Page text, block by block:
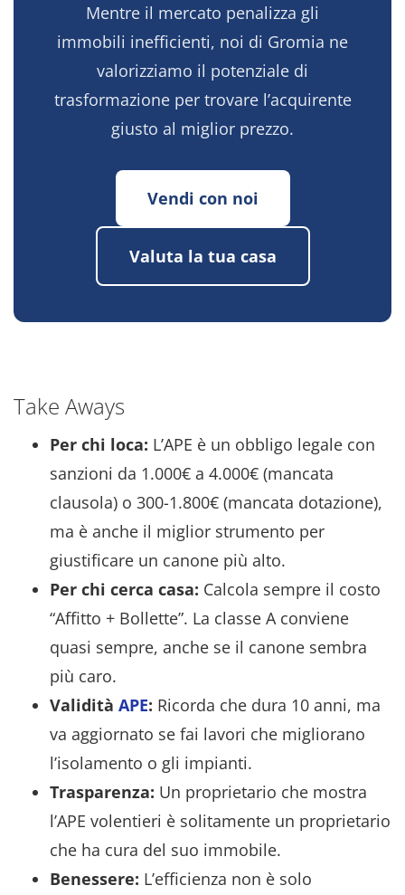
Mentre il mercato penalizza gli
immobili inefficienti, noi di Gromia ne
valorizziamo il potenziale di
trasformazione per trovare l’acquirente
giusto al miglior prezzo.
Vendi con noi
Valuta la tua casa
Take Aways
Per chi loca: L’APE è un obbligo legale con
sanzioni da 1.000€ a 4.000€ (mancata
clausola) o 300-1.800€ (mancata dotazione),
ma è anche il miglior strumento per
giustificare un canone più alto.
Per chi cerca casa: Calcola sempre il costo
“Affitto + Bollette”. La classe A conviene
quasi sempre, anche se il canone sembra
più caro.
Validità APE: Ricorda che dura 10 anni, ma
va aggiornato se fai lavori che migliorano
l’isolamento o gli impianti.
Trasparenza: Un proprietario che mostra
l’APE volentieri è solitamente un proprietario
che ha cura del suo immobile.
Benessere: L’efficienza non è solo